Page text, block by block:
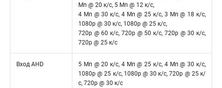
Мп @ 20 к/с, 5 Мп @ 12 к/с,
4 Мп @ 30 к/с, 4 Мп @ 25 к/с, 3 Мп @ 18 к/с,
1080p @ 30 к/с, 1080p @ 25 к/с,
720p @ 60 к/с, 720p @ 50 к/с, 720p @ 30 к/с,
720p @ 25 к/с
Вход AHD
5 Мп @ 20 к/с, 4 Мп @ 25 к/с, 4 Мп @ 30 к/с,
1080p @ 25 к/с, 1080p @ 30 к/с, 720p @ 25 к/
с, 720p @ 30 к/с